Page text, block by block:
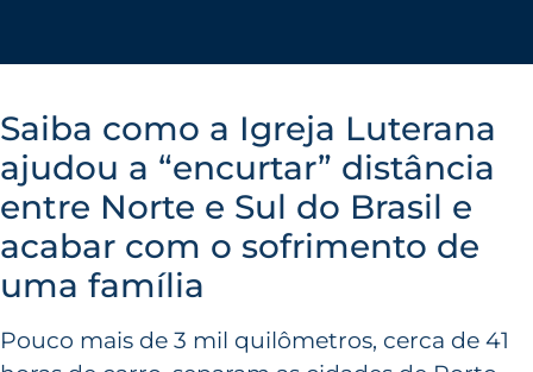
Saiba como a Igreja Luterana
ajudou a “encurtar” distância
entre Norte e Sul do Brasil e
acabar com o sofrimento de
uma família
Pouco mais de 3 mil quilômetros, cerca de 41